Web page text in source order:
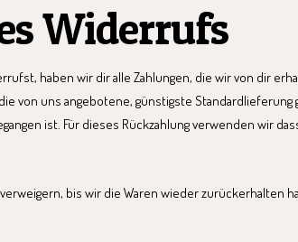
Widerrufs
haben wir dir alle Zahlungen, die wir von dir
von uns angebotene, günstigste
ist. Für dieses Rückzahlung verwenden wir
bis wir die Waren wieder